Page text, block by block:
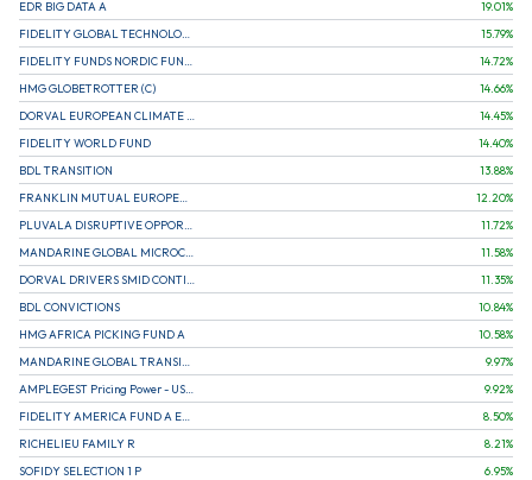
EDR BIG DATA A 19.01%
15.79%
14.72%
HMG GLOBETROTTER (C)
14.66%
14.45%
FIDELITY WORLD FUND
14.40%
BDL TRANSITION
13.88%
12.20%
11.72%
11.58%
11.35%
BDL CONVICTIONS
10.84%
HMG AFRICA PICKING FUND A
10.58%
9.97%
9.92%
8.50%
RICHELIEU FAMILY R
8.21%
SOFIDY SELECTION 1 P
6.95%